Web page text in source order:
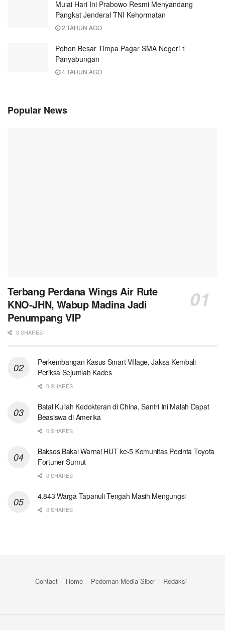
Mulai Hari Ini Prabowo Resmi Menyandang
Pangkat Jenderal TNI Kehormatan
2 TAHUN AGO
Pohon Besar Timpa Pagar SMA Negeri 1
Panyabungan
4 TAHUN AGO
Popular News
Terbang Perdana Wings Air Rute
KNO-JHN, Wabup Madina Jadi
Penumpang VIP
0 SHARES
Perkembangan Kasus Smart Village, Jaksa Kembali
Periksa Sejumlah Kades
0 SHARES
Batal Kuliah Kedokteran di China, Santri Ini Malah Dapat
Beasiswa di Amerika
0 SHARES
Baksos Bakal Warnai HUT ke-5 Komunitas Pecinta Toyota
Fortuner Sumut
0 SHARES
4.843 Warga Tapanuli Tengah Masih Mengungsi
0 SHARES
Contact Home Pedoman Media Siber Redaksi